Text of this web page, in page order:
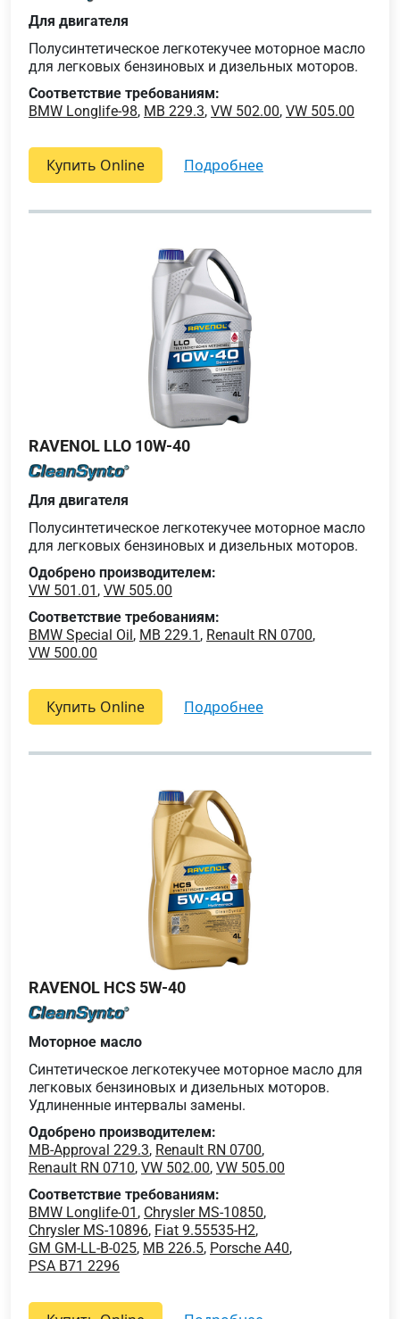
Для двигателя
Полусинтетическое легкотекучее моторное масло
для легковых бензиновых и дизельных моторов.
Соответствие требованиям:
BMW Longlife-98, MB 229.3, VW 502.00, VW 505.00
Купить Online подробнее
RAVENOL LLO 10W-40
Для двигателя
Полусинтетическое легкотекучее моторное масло
для легковых бензиновых и дизельных моторов.
Одобрено производителем:
VW 501.01 , VW 505.00
Соответствие требованиям:
BMW Special Oil , MB 229.1 , Renault RN 0700,
VW 500.00
Купить Online подробнее
RAVENOL HCS 5W-40
Моторное масло
Синтетическое легкотекучее моторное масло для
легковых бензиновых и дизельных моторов.
Удлиненные интервалы замены.
Одобрено производителем:
MB-Approval 229.3, Renault RN 0700,
Renault RN 0710, VW 502.00, VW 505.00
Соответствие требованиям:
BMW Longlife-01 , Chrysler MS-10850,
Chrysler MS-10896, Fiat 9.55535-H2,
GM GM-LL-B-025, MB 226.5, Porsche A40,
PSA B71 2296